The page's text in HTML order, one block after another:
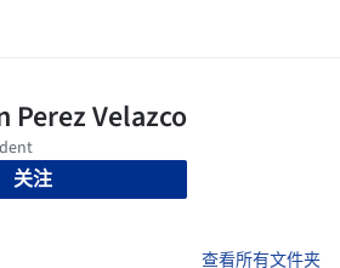
关注
查看所有文件夹